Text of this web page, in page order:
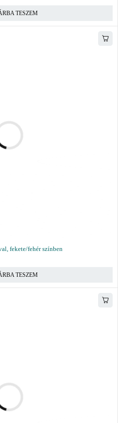
TESZEM
fekete/fehér színben
TESZEM